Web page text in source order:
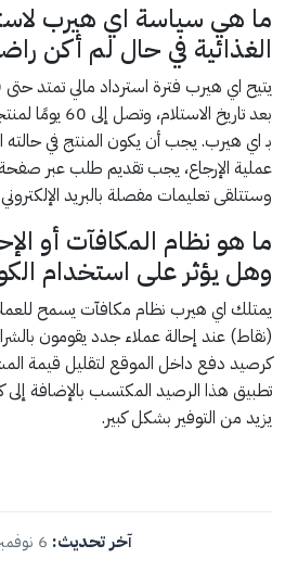
ما هي سياسة اي هيرب
الغذائية في حال لم أكن
بعد تاريخ
بـ اي هيرب. يجب أن يكون المنتج في
عملية الإرجاع، يجب تقديم طلب عبر
وستتلقى تعليمات مفصلة بالبريد الإلكتروني
ما هو نظام المكافآت أو
وهل يؤثر على استخدام
يمتلك اي هيرب نظام مكافآت يسمح
(نقاط) عند إحالة عملاء جدد يقومون
كرصيد دفع داخل الموقع لتقليل قيمة
تطبيق هذا الرصيد المكتسب بالإضافة
يزيد من التوفير بشكل كبير.
آخر تحديث: